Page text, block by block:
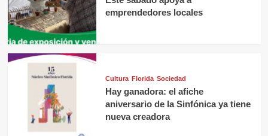
emprendedores locales
Cultura Florida Sociedad
Hay ganadora: el afiche
aniversario de la Sinfónica ya tiene
nueva creadora